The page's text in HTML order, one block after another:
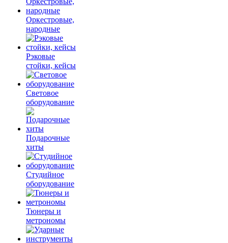
Оркестровые,
народные
Рэковые
стойки, кейсы
Световое
оборудование
Подарочные
хиты
Студийное
оборудование
Тюнеры и
метрономы